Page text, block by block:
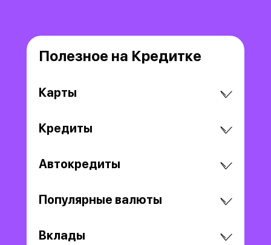
Полезное на Кредитке
Карты
Кредиты
Автокредиты
Популярные валюты
Вклады